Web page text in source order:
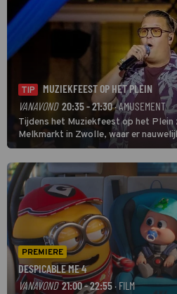
TIP
MUZIEKFEEST OP HET PLEIN
VANAVOND 20:35 - 21:30· AMUSEMENT
Tijdens het Muziekfeest op het
Melkmarkt in Zwolle, waar er
grootste namen zijn André Hazes,
natuurlijk Rutger van Barneveld met
PREMIERE
DESPICABLE ME 4
VANAVOND 21:00 - 22:55 · FILM